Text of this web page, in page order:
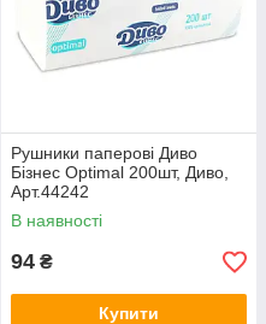
Рушники паперові Диво
Бізнес Optimal 200шт, Диво,
Арт.44242
В наявності
94 ₴
Купити